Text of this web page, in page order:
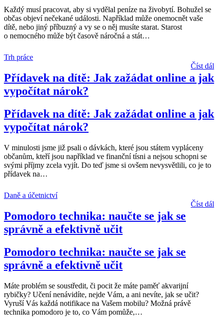
Každý musí pracovat, aby si vydělal peníze na živobytí. Bohužel se
občas objeví nečekané události. Například může onemocnět vaše
dítě, nebo jiný příbuzný a vy se o něj musíte starat. Starost
o nemocného může být časově náročná a stát…
Trh práce
Číst dál
Přídavek na dítě: Jak zažádat online a jak
vypočítat nárok?
Přídavek na dítě: Jak zažádat online a jak
vypočítat nárok?
V minulosti jsme již psali o dávkách, které jsou státem vypláceny
občanům, kteří jsou například ve finanční tísni a nejsou schopni se
svými příjmy zcela vyjít. Do teď jsme si ovšem nevysvětlili, co je to
přídavek na…
Daně a účetnictví
Číst dál
Pomodoro technika: naučte se jak se
správně a efektivně učit
Pomodoro technika: naučte se jak se
správně a efektivně učit
Máte problém se soustředit, či pocit že máte paměť akvarijní
rybičky? Učení nenávidíte, nejde Vám, a ani nevíte, jak se učit?
Vyruší Vás každá notifikace na Vašem mobilu? Možná právě
technika pomodoro je to, co Vám pomůže,…